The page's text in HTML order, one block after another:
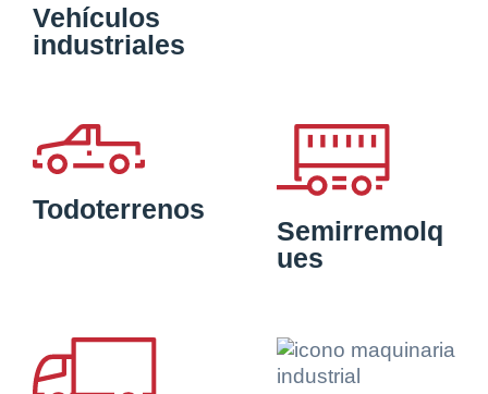
Vehículos
industriales
Todoterrenos
Semirremolq
ues